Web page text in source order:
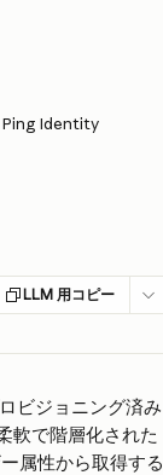
Ping Identity
LLM 用コピー
ビジョニング済み
軟で階層化された
属性から取得する